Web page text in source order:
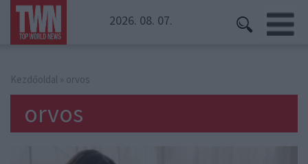
2026. 08. 07.
Kezdőoldal » orvos
orvos